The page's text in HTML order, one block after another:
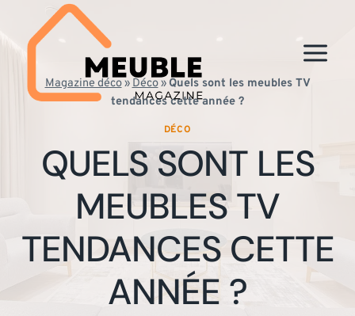
contenu
Magazine déco»Déco» Quels sont les meubles TV
tendances cette année ?
DÉCO
QUELS SONT LES
MEUBLES TV
TENDANCES CETTE
ANNÉE ?